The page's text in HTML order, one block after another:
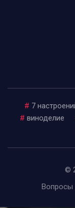
# 7
# виноделие
©
Вопросы